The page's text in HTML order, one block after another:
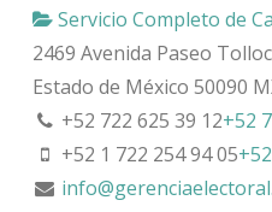
Servicio Completo de
2469 Avenida Paseo
Estado de México 50090
+52 722 625 39 12+52
+52 1 722 254 94 05